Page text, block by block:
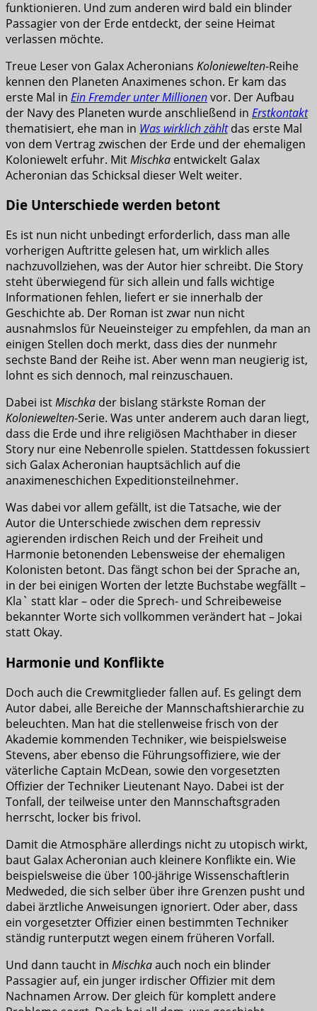
funktionieren. Und zum anderen wird bald ein blinder
Passagier von der Erde entdeckt, der seine Heimat
verlassen möchte.
Treue Leser von Galax Acheronians Koloniewelten-Reihe
kennen den Planeten Anaximenes schon. Er kam das
erste Mal in Ein Fremder unter Millionenvor. Der Aufbau
der Navy des Planeten wurde anschließend in Erstkontakt
thematisiert, ehe man in Was wirklich zähltdas erste Mal
von dem Vertrag zwischen der Erde und der ehemaligen
Koloniewelt erfuhr. MitMischka entwickelt Galax
Acheronian das Schicksal dieser Welt weiter.
Die Unterschiede werden betont
Es ist nun nicht unbedingt erforderlich, dass man alle
vorherigen Auftritte gelesen hat, um wirklich alles
nachzuvollziehen, was der Autor hier schreibt. Die Story
steht überwiegend für sich allein und falls wichtige
Informationen fehlen, liefert er sie innerhalb der
Geschichte ab. Der Roman ist zwar nun nicht
ausnahmslos für Neueinsteiger zu empfehlen, da man an
einigen Stellen doch merkt, dass dies der nunmehr
sechste Band der Reihe ist. Aber wenn man neugierig ist,
lohnt es sich dennoch, mal reinzuschauen.
Dabei istMischka der bislang stärkste Roman der
Koloniewelten-Serie. Was unter anderem auch daran liegt,
dass die Erde und ihre religiösen Machthaber in dieser
Story nur eine Nebenrolle spielen. Stattdessen fokussiert
sich Galax Acheronian hauptsächlich auf die
anaximeneschichen Expeditionsteilnehmer.
Was dabei vor allem gefällt, ist die Tatsache, wie der
Autor die Unterschiede zwischen dem repressiv
agierenden irdischen Reich und der Freiheit und
Harmonie betonenden Lebensweise der ehemaligen
Kolonisten betont. Das fängt schon bei der Sprache an,
in der bei einigen Worten der letzte Buchstabe wegfällt –
Kla` statt klar – oder die Sprech- und Schreibeweise
bekannter Worte sich vollkommen verändert hat – Jokai
statt Okay.
Harmonie und Konflikte
Doch auch die Crewmitglieder fallen auf. Es gelingt dem
Autor dabei, alle Bereiche der Mannschaftshierarchie zu
beleuchten. Man hat die stellenweise frisch von der
Akademie kommenden Techniker, wie beispielsweise
Stevens, aber ebenso die Führungsoffiziere, wie der
väterliche Captain McDean, sowie den vorgesetzten
Offizier der Techniker Lieutenant Nayo. Dabei ist der
Tonfall, der teilweise unter den Mannschaftsgraden
herrscht, locker bis frivol.
Damit die Atmosphäre allerdings nicht zu utopisch wirkt,
baut Galax Acheronian auch kleinere Konflikte ein. Wie
beispielsweise die über 100-jährige Wissenschaftlerin
Medweded, die sich selber über ihre Grenzen pusht und
dabei ärztliche Anweisungen ignoriert. Oder aber, dass
ein vorgesetzter Offizier einen bestimmten Techniker
ständig runterputzt wegen einem früheren Vorfall.
Und dann taucht in Mischkaauch noch ein blinder
Passagier auf, ein junger irdischer Offizier mit dem
Nachnamen Arrow. Der gleich für komplett andere